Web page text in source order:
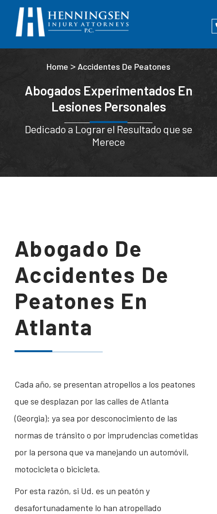
Home > Accidentes De Peatones
Abogados Experimentados En
Lesiones Personales
Dedicado a Lograr el Resultado que se
Merece
Abogado De
Accidentes De
Peatones En
Atlanta
Cada año, se presentan atropellos a los peatones
que se desplazan por las calles de Atlanta
(Georgia); ya sea por desconocimiento de las
normas de tránsito o por imprudencias cometidas
por la persona que va manejando un automóvil,
motocicleta o bicicleta.
Por esta razón, si Ud. es un peatón y
desafortunadamente lo han atropellado